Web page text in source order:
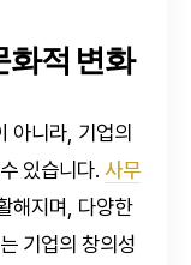
화적 변화
아니라, 기업의
있습니다. 사무
해지며, 다양한
기업의 창의성